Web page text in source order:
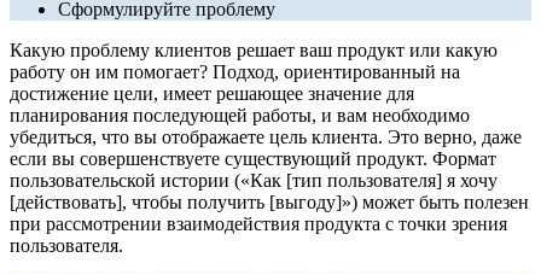
Сформулируйте проблему
Какую проблему клиентов решает ваш продукт или какую
работу он им помогает? Подход, ориентированный на
достижение цели, имеет решающее значение для
планирования последующей работы, и вам необходимо
убедиться, что вы отображаете цель клиента. Это верно, даже
если вы совершенствуете существующий продукт. Формат
пользовательской истории («Как [тип пользователя] я хочу
[действовать], чтобы получить [выгоду]») может быть полезен
при рассмотрении взаимодействия продукта с точки зрения
пользователя.